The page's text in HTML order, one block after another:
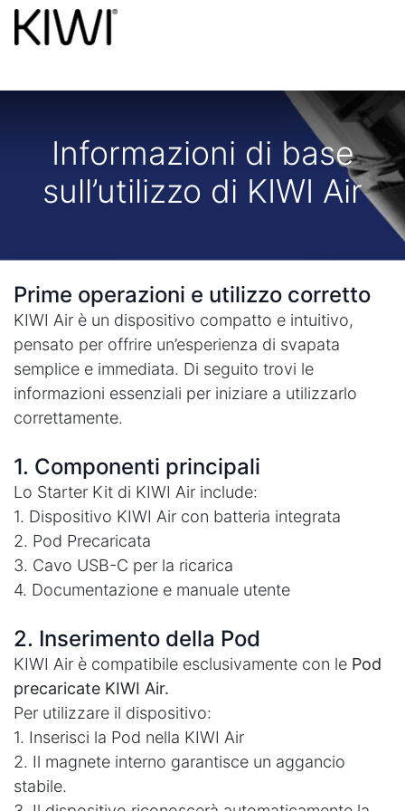
Informazioni di base
sull’utilizzo di KIWI Air
Prime operazioni e utilizzo corretto
KIWI Air è un dispositivo compatto e intuitivo,
pensato per offrire un’esperienza di svapata
semplice e immediata. Di seguito trovi le
informazioni essenziali per iniziare a utilizzarlo
correttamente.
1. Componenti principali
Lo Starter Kit di KIWI Air include:
1. Dispositivo KIWI Air con batteria integrata
2. Pod Precaricata
3. Cavo USB-C per la ricarica
4. Documentazione e manuale utente
2. Inserimento della Pod
KIWI Air è compatibile esclusivamente con le Pod
precaricate KIWI Air.
Per utilizzare il dispositivo:
1. Inserisci la Pod nella KIWI Air
2. Il magnete interno garantisce un aggancio
stabile.